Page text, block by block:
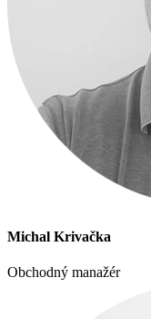
Michal Krivačka
Obchodný manažér